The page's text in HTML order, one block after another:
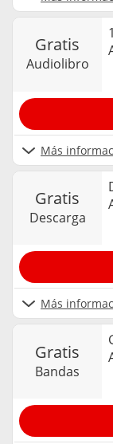
gratis
audiolibro
Más
gratis
descarga
Más
gratis
bandas